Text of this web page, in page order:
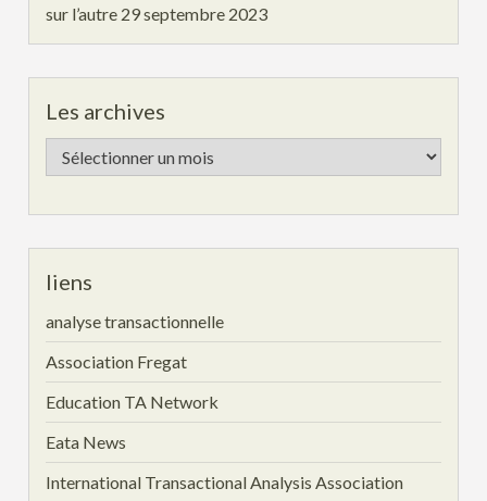
sur l’autre 29 septembre 2023
Les archives
Les
archives
liens
analyse transactionnelle
Association Fregat
Education TA Network
Eata News
International Transactional Analysis Association